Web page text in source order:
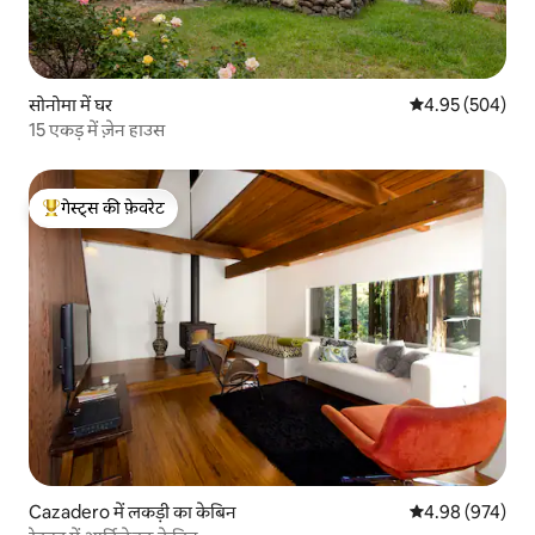
सोनोमा में घर औसत रेटिंग 5 में से
4.95 (504)
15 एकड़ में ज़ेन हाउस
गेस्ट्स का टॉप फ़ेवरेट
गेस्ट्स की फ़ेवरेट
Cazadero में लकड़ी का केबिन औसत रेटिंग 5 में से
4.98 (974)